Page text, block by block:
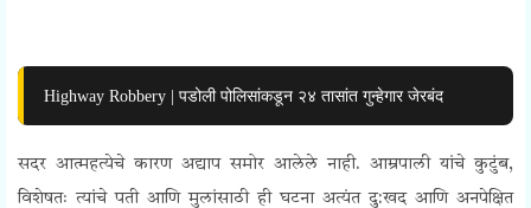
Highway Robbery | पडोली पोलिसांकडून २४ तासांत गुन्हेगार जेरबंद
सदर आत्महत्येचे कारण अद्याप समोर आलेले नाही. आम्रपाली यांचे कुटुंब,
विशेषतः त्यांचे पती आणि मुलांसाठी ही घटना अत्यंत दु:खद आणि अनपेक्षित